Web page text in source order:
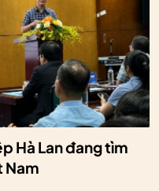
Hà Lan đang tìm
Nam